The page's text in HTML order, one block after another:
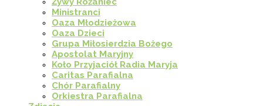
Ministranci
Oaza Młodzieżowa
Oaza Dzieci
Grupa Miłosierdzia Bożego
Apostolat Maryjny
Koło Przyjaciół Radia Maryja
Caritas Parafialna
Chór Parafialny
Orkiestra Parafialna